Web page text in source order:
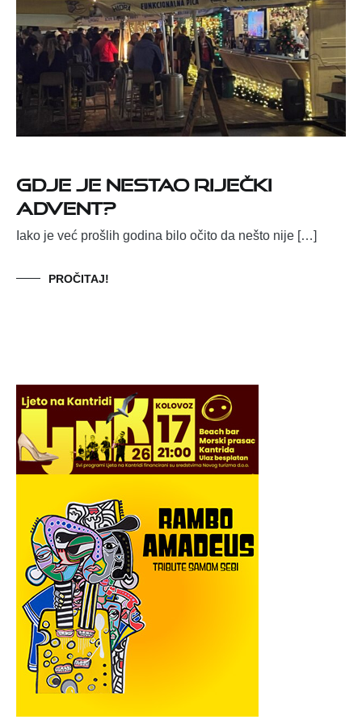
Gdje je nestao riječki
Advent?
Iako je već prošlih godina bilo očito da nešto nije […]
PROČITAJ!